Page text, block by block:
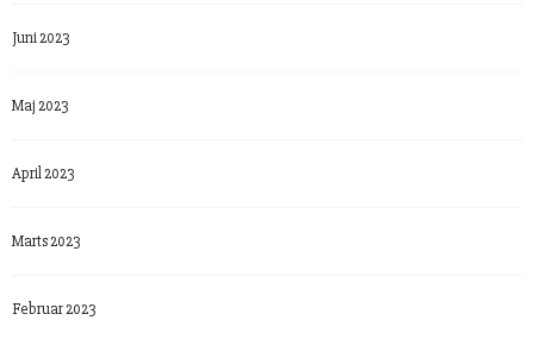
Juni 2023
Maj 2023
April 2023
Marts 2023
Februar 2023